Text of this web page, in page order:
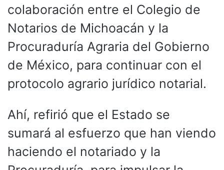
colaboración entre el Colegio de
Notarios de Michoacán y la
Procuraduría Agraria del Gobierno
de México, para continuar con el
protocolo agrario jurídico notarial.
Ahí, refirió que el Estado se
sumará al esfuerzo que han viendo
haciendo el notariado y la